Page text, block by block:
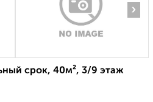
›
срок, 40м², 3/9 этаж